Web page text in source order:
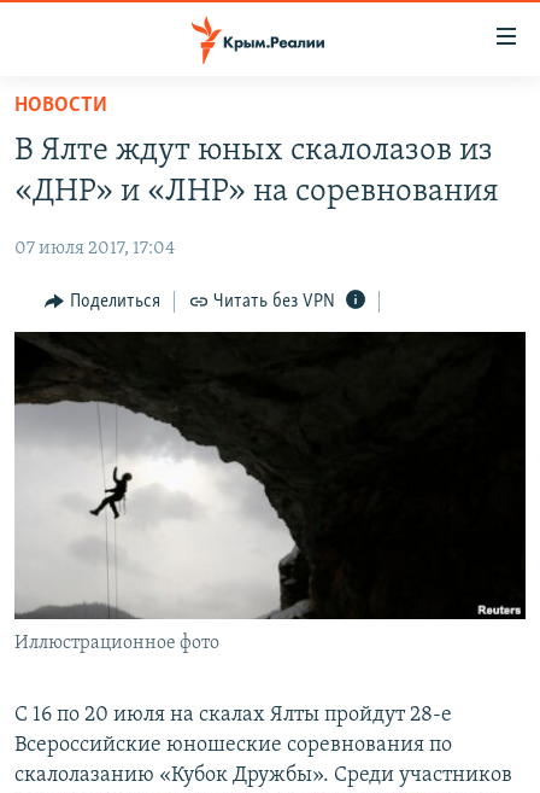
Вернуться
основному
содержанию
навигации
Вернутся
поиску
СПЕЦПРОЕКТЫ
КАРТА ВОЕННЫХ ОБЪЕКТОВ КРЫМА
11 ЛЕТ ОККУПАЦИИ КРЫМА. 11 ИСТОРИЙ СОПРОТИВЛЕНИЯ
ИСТОРИЯ
ЕЩЕ
ИНТЕРАКТИВ
ИНФОГРАФИКА
ТЕЛЕПРОЕКТ КРЫМ.РЕАЛИИ
СОВЕТЫ ПРАВОЗАЩИТНИКОВ
ПРОПАВШИЕ БЕЗ ВЕСТИ
КРЫМ.НЕПОКОРЕННЫЙ
ELIFBE
РАДІО СВОБОДА
КАК ОБОЙТИ БЛОКИРОВКУ
Українською
Qırımtatar
Все сайты RFE/RL
НОВОСТИ
В Ялте ждут юных скалолазов из
«ДНР» и «ЛНР» на соревнования
07 июля 2017, 17:04
Поделиться Читать без VPN
Иллюстрационное фото
С 16 по 20 июля на скалах Ялты пройдут 28-е
Всероссийские юношеские соревнования по
скалолазанию «Кубок Дружбы». Среди участников